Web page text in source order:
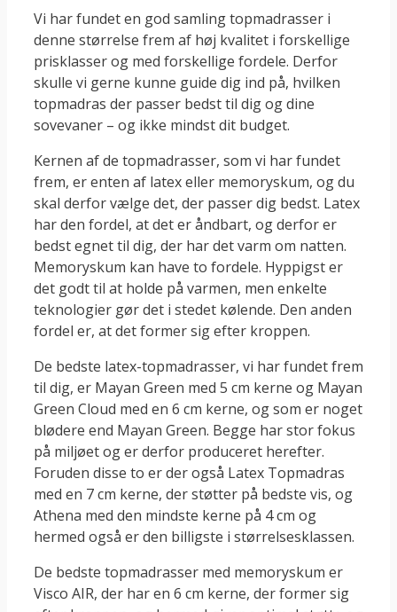
Vi har fundet en god samling topmadrasser i
denne størrelse frem af høj kvalitet i forskellige
prisklasser og med forskellige fordele. Derfor
skulle vi gerne kunne guide dig ind på, hvilken
topmadras der passer bedst til dig og dine
sovevaner – og ikke mindst dit budget.
Kernen af de topmadrasser, som vi har fundet
frem, er enten af latex eller memoryskum, og du
skal derfor vælge det, der passer dig bedst. Latex
har den fordel, at det er åndbart, og derfor er
bedst egnet til dig, der har det varm om natten.
Memoryskum kan have to fordele. Hyppigst er
det godt til at holde på varmen, men enkelte
teknologier gør det i stedet kølende. Den anden
fordel er, at det former sig efter kroppen.
De bedste latex-topmadrasser, vi har fundet frem
til dig, er Mayan Green med 5 cm kerne og Mayan
Green Cloud med en 6 cm kerne, og som er noget
blødere end Mayan Green. Begge har stor fokus
på miljøet og er derfor produceret herefter.
Foruden disse to er der også Latex Topmadras
med en 7 cm kerne, der støtter på bedste vis, og
Athena med den mindste kerne på 4 cm og
hermed også er den billigste i størrelsesklassen.
De bedste topmadrasser med memoryskum er
Visco AIR, der har en 6 cm kerne, der former sig